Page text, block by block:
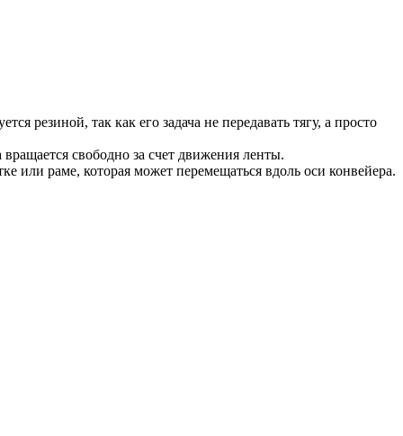
резиной, так как его задача не передавать тягу, а просто
свободно за счет движения ленты.
или раме, которая может перемещаться вдоль оси конвейера.